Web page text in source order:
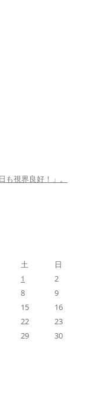
視界良好！」。
土
日
1
2
8
9
15
16
22
23
29
30